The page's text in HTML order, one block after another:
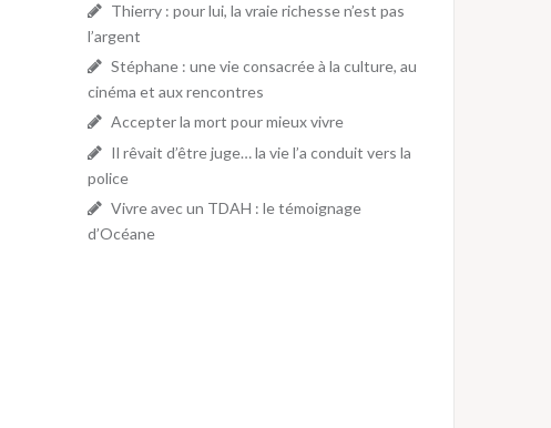
Thierry : pour lui, la vraie richesse n’est pas
l’argent
Stéphane : une vie consacrée à la culture, au
cinéma et aux rencontres
Accepter la mort pour mieux vivre
Il rêvait d’être juge… la vie l’a conduit vers la
police
Vivre avec un TDAH : le témoignage
d’Océane